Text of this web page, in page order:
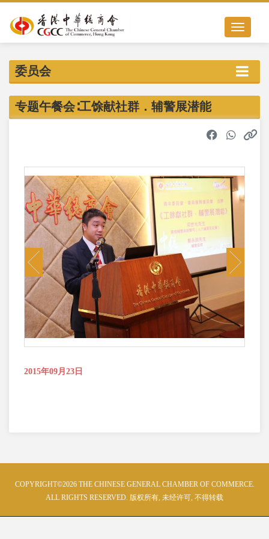
Toggle
委员会
专题午餐会∶工馀献社群．辅警展潜能
Previous Next
2015年09月23日
COPYRIGHT©2026 THE CHINESE GENERAL CHAMBER OF COMMERCE.
ALL RIGHTS RESERVED. 版权所有, 未经许可, 不得转载